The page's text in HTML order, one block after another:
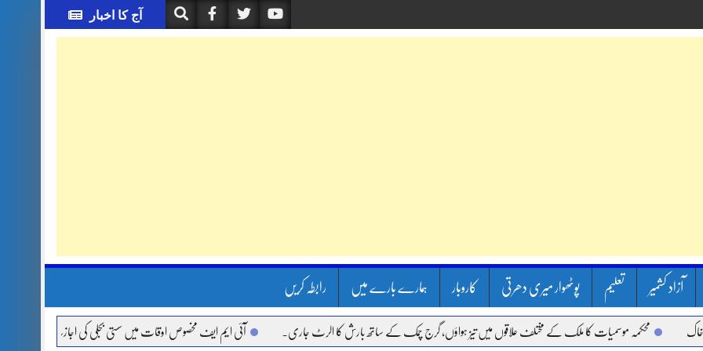
آج کا اخبار
آزاد کشمیر تعلیم پوٹھوار میری دھرتی کاروبار ہمارے بارے میں رابطہ کریں
محکمہ موسمیات کا ملک کے مختلف علاقوں میں تیز ہواؤں، گرج چمک کے ساتھ بارش کا الرٹ جاری. آئی ایم ایف مخصوص اوقات میں سستی بجلی کی اجازت نہیں دے رہا، وفاقی